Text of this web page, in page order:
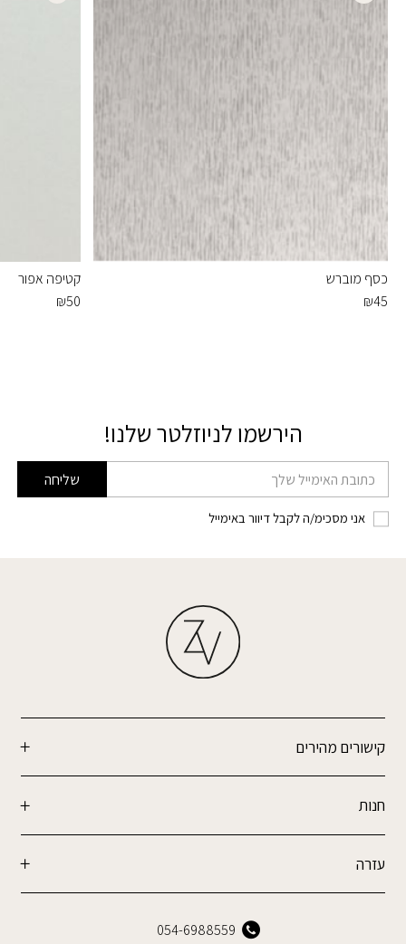
כסף מוברש
₪45
קטיפה אפור
₪50
הירשמו לניוזלטר שלנו!
דוא׳׳ל שליחה
אני מסכימ/ה לקבל דיוור באימייל
קישורים מהירים
חנות
עזרה
054-6988559